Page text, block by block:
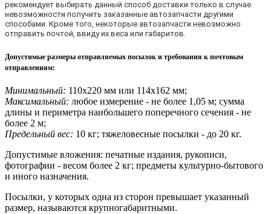
рекомендует выбирать данный способ доставки только в случае
невозможности получить заказанные автозапчасти другими
способами. Кроме того, некоторые автозапчасти невозможно
отправить почтой, ввиду их веса или габаритов.
Допустимые размеры отправляемых посылок и требования к почтовым
отправлениям:
Минимальный: 110х220 мм или 114х162 мм;
Максимальный: любое измерение - не более 1,05 м; сумма
длины и периметра наибольшего поперечного сечения - не
более 2 м;
Предельный вес: 10 кг; тяжеловесные посылки - до 20 кг.
Допустимые вложения: печатные издания, рукописи,
фотографии - весом более 2 кг; предметы культурно-бытового
и иного назначения.
Посылки, у которых одна из сторон превышает указанный
размер, называются крупногабаритными.